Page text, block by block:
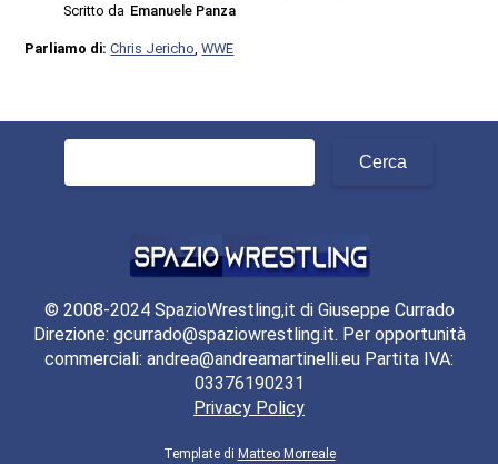
Scritto da Emanuele Panza
Parliamo di:Chris Jericho ,WWE
© 2008-2024 SpazioWrestling,it di Giuseppe Currado
Direzione: gcurrado@spaziowrestling.it. Per opportunità
commerciali: andrea@andreamartinelli.eu Partita IVA:
03376190231
Privacy Policy
Template di Matteo Morreale